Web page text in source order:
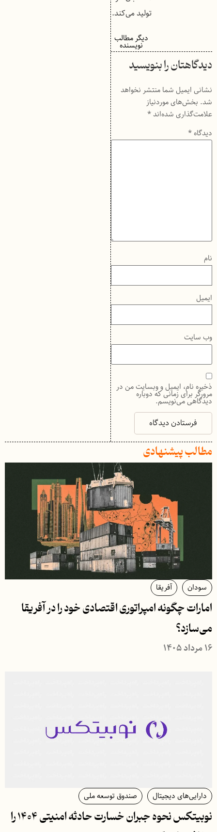
تولید می‌کند.
دیگر مطالب
نویسنده
دیدگاهتان را بنویسید
نشانی ایمیل شما منتشر نخواهد
شد. بخش‌های موردنیاز
علامت‌گذاری شده‌اند*
دیدگاه*
نام
ایمیل
وب‌ سایت
ذخیره نام، ایمیل و وبسایت من در
مرورگر برای زمانی که دوباره
دیدگاهی می‌نویسم.
مطالب پیشنهادی
سودان آفریقا
امارات چگونه امپراتوری اقتصادی خود را در آفریقا
می‌سازد؟
۱۶ مرداد ۱۴۰۵
دارایی‌های دیجیتال صندوق توسعه ملی
نوبیتکس نحوه جبران خسارت حادثه امنیتی ۱۴۰۴ را